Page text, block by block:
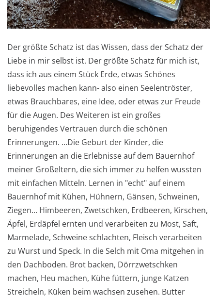
Der größte Schatz ist das Wissen, dass der Schatz der
Liebe in mir selbst ist. Der größte Schatz für mich ist,
dass ich aus einem Stück Erde, etwas Schönes
liebevolles machen kann- also einen Seelentröster,
etwas Brauchbares, eine Idee, oder etwas zur Freude
für die Augen. Des Weiteren ist ein großes
beruhigendes Vertrauen durch die schönen
Erinnerungen. ...Die Geburt der Kinder, die
Erinnerungen an die Erlebnisse auf dem Bauernhof
meiner Großeltern, die sich immer zu helfen wussten
mit einfachen Mitteln. Lernen in "echt" auf einem
Bauernhof mit Kühen, Hühnern, Gänsen, Schweinen,
Ziegen... Himbeeren, Zwetschken, Erdbeeren, Kirschen,
Äpfel, Erdäpfel ernten und verarbeiten zu Most, Saft,
Marmelade, Schweine schlachten, Fleisch verarbeiten
zu Wurst und Speck. In die Selch mit Oma mitgehen in
den Dachboden. Brot backen, Dörrzwetschken
machen, Heu machen, Kühe füttern, junge Katzen
Streicheln, Küken beim wachsen zusehen. Butter